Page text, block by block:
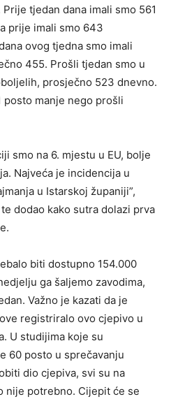
tjedan dana imali smo 561
prije imali smo 643
ovog tjedna smo imali
455. Prošli tjedan smo u
prosječno 523 dnevno.
posto manje nego prošli
smo na 6. mjestu u EU, bolje
Najveća je incidencija u
u Istarskoj županiji”,
dodao kako sutra dolazi prva
biti dostupno 154.000
ga šaljemo zavodima,
Važno je kazati da je
registriralo ovo cjepivo u
U studijima koje su
60 posto u sprečavanju
dio cjepiva, svi su na
nije potrebno. Cijepit će se